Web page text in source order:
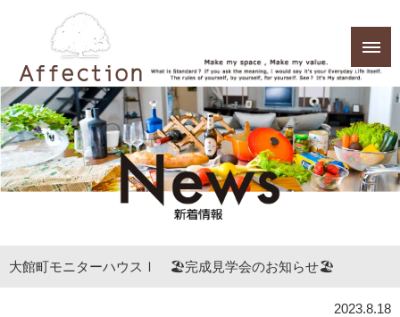
大館町モニターハウスⅠ 🏖完成見学会のお知らせ🏖
2023.8.18